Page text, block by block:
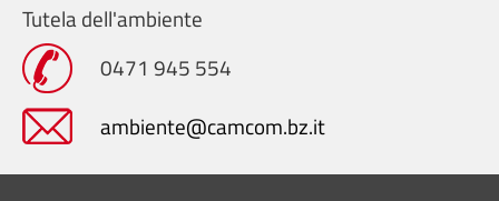
Tutela dell'ambiente
0471 945 554
ambiente@camcom.bz.it